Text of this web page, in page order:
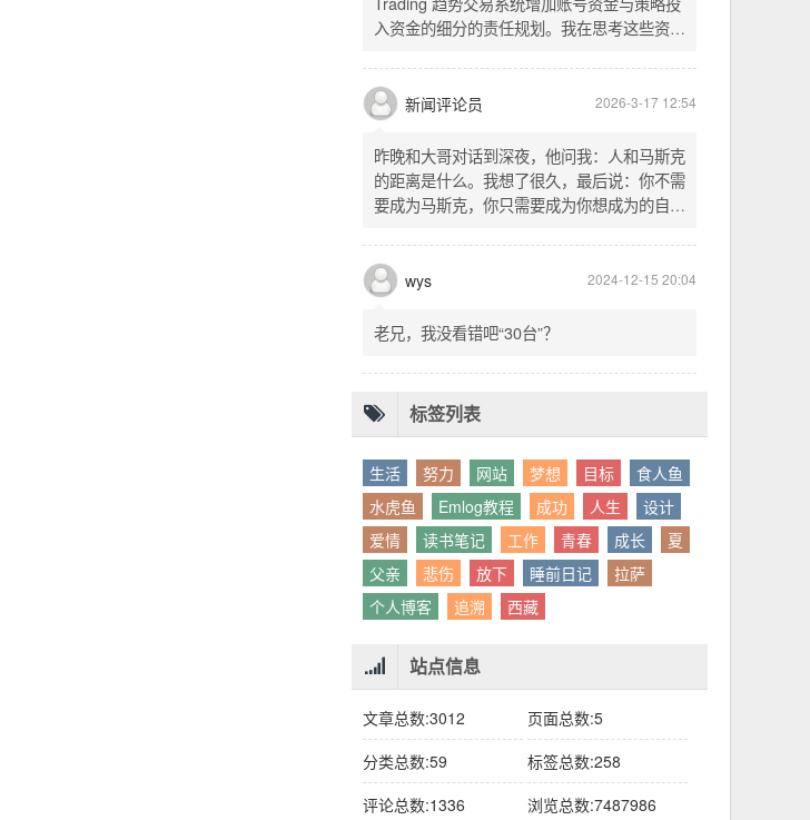
入资金的细分的责任规划。我在思考这些资金
投入资金是每个策略单独分配的资金。昨天回
到家之后，我也在为博客增加这些功能，把交
易系统理念落实到代码层面。东西用久了需要
维护，人也是一样，累了就要好好休息。
新闻评论员 2026-3-17 12:54
昨晚和大哥对话到深夜，他问我：人和马斯克
的距离是什么。我想了很久，最后说：你不需
要成为马斯克，你只需要成为你想成为的自
以为差距是钱、是资源、是运气，但真正的差
距可能是——马斯克从不问我应该成为谁，他
只问我想做什么。而我们，花了太多时间活成
别人眼中的应该。这句话不是安慰，是提醒：
wys 2024-12-15 20:04
老兄，我没看错吧“30台”？
标签列表
生活 努力 网站 梦想 目标
食人鱼
水虎鱼
Emlog教程 成功 人生
设计
爱情
读书笔记 工作 青春 成长
夏
父亲
悲伤 放下 睡前日记
拉萨
个人博客
追溯 西藏
站点信息
文章总数:3012
页面总数:5
分类总数:59
标签总数:258
评论总数:1336
浏览总数:7487986